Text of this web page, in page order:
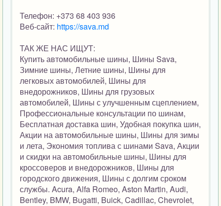
Телефон: +373 68 403 936
Веб-сайт: https://sava.md
ТАК ЖЕ НАС ИЩУТ:
Купить автомобильные шины, Шины Sava,
Зимние шины, Летние шины, Шины для
легковых автомобилей, Шины для
внедорожников, Шины для грузовых
автомобилей, Шины с улучшенным сцеплением,
Профессиональные консультации по шинам,
Бесплатная доставка шин, Удобная покупка шин,
Акции на автомобильные шины, Шины для зимы
и лета, Экономия топлива с шинами Sava, Акции
и скидки на автомобильные шины, Шины для
кроссоверов и внедорожников, Шины для
городского движения, Шины с долгим сроком
службы. Acura, Alfa Romeo, Aston Martin, Audi,
Bentley, BMW, Bugatti, Buick, Cadillac, Chevrolet,